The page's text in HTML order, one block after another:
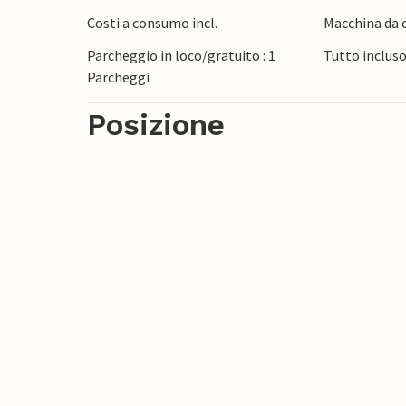
biciclette e barche nelle vicinanze.
Godetevi il vostro soggiorno in questa
Costi a consumo incl.
Macchina da
Parcheggio in loco/gratuito : 1
Parcheggi
Tutto incluso
Posizione